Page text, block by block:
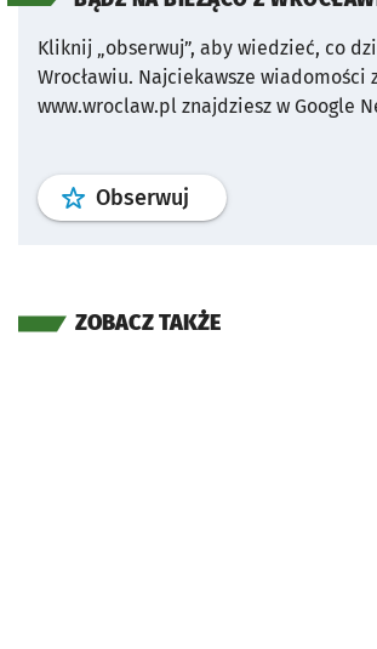
Kliknij „obserwuj”, aby wiedzieć, co
Wrocławiu. Najciekawsze wiadomości
www.wroclaw.pl znajdziesz w Google
Obserwuj profil
ZOBACZ TAKŻE